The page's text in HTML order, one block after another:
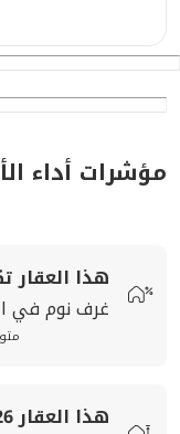
مؤشرات أداء
هذا العقار
غرف نوم في
هذا العقار